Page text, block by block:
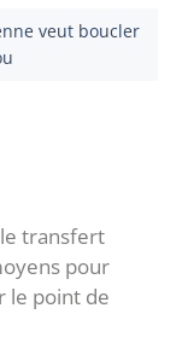
veut boucler
le transfert
pour
le point de